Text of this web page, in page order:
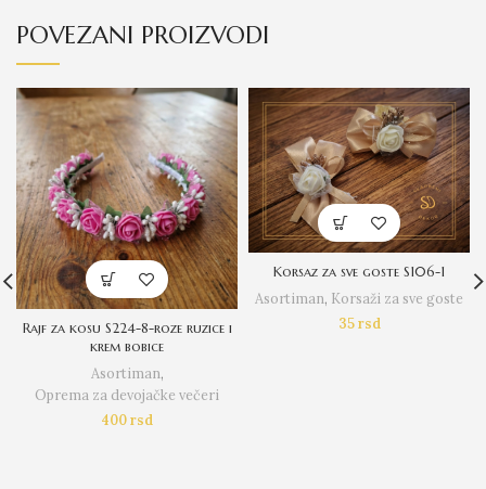
POVEZANI PROIZVODI
Rajf za kosu S224-8-roze ruzice i
krem bobice
Asortiman,
Oprema za devojačke večeri
400rsd
Korsaz za sve goste S106-1
Asortiman, Korsaži za sve goste
35rsd